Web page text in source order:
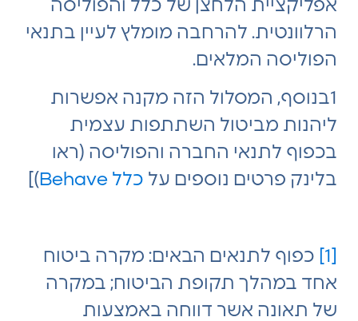
אפליקציית הלחצן של כלל והפוליסה
הרלוונטית. להרחבה מומלץ לעיין בתנאי
הפוליסה המלאים.
1בנוסף, המסלול הזה מקנה אפשרות
ליהנות מביטול השתתפות עצמית
בכפוף לתנאי החברה והפוליסה (ראו
בלינק פרטים נוספים על כלל Behave )]
כפוף לתנאים הבאים: מקרה ביטוח
אחד במהלך תקופת הביטוח; במקרה
של תאונה אשר דווחה באמצעות